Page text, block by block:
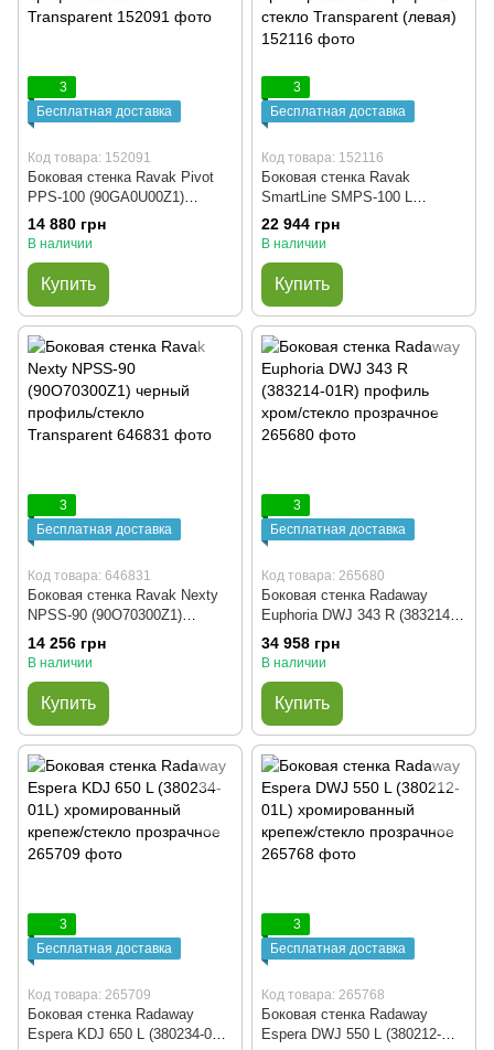
3
Бесплатная доставка
Код товара: 152091
Боковая стенка Ravak Pivot
PPS-100 (90GA0U00Z1)
сатиновый профиль/стекло
Transparent
14 880 грн
В наличии
Купить
3
Бесплатная доставка
Код товара: 152116
Боковая стенка Ravak
SmartLine SMPS-100 L
(9SLA0A00Z1) хромированный
профиль/стекло Transparent
22 944 грн
В наличии
Купить
3
Бесплатная доставка
Код товара: 646831
Боковая стенка Ravak Nexty
NPSS-90 (90O70300Z1)
черный профиль/стекло
Transparent
14 256 грн
В наличии
Купить
3
Бесплатная доставка
Код товара: 265680
Боковая стенка Radaway
Euphoria DWJ 343 R (383214-
01R) профиль хром/стекло
прозрачное
34 958 грн
В наличии
Купить
3
Бесплатная доставка
Код товара: 265709
Боковая стенка Radaway
Espera KDJ 650 L (380234-01L)
3
Бесплатная доставка
Код товара: 265768
Боковая стенка Radaway
Espera DWJ 550 L (380212-